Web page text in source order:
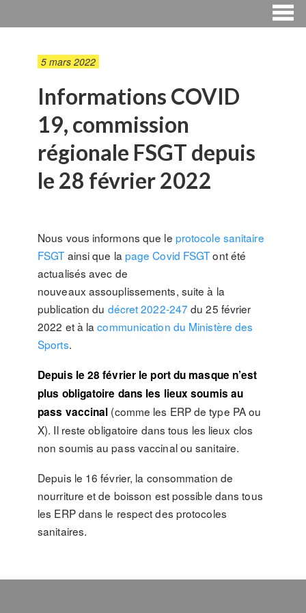
5 mars 2022
Informations COVID
19, commission
régionale FSGT depuis
le 28 février 2022
Nous vous informons que le protocole sanitaire
FSGTainsi que la page Covid FSGTont été
actualisés avec de
nouveaux assouplissements, suite à la
publication du décret 2022-247 du 25 février
2022 et à lacommunication du Ministère des
Sports.
Depuis le 28 février le port du masque n’est
plus obligatoire dans les lieux soumis au
pass vaccinal (comme les ERP de type PA ou
X). Il reste obligatoire dans tous les lieux clos
non soumis au pass vaccinal ou sanitaire.
Depuis le 16 février, la consommation de
nourriture et de boisson est possible dans tous
les ERP dans le respect des protocoles
sanitaires.